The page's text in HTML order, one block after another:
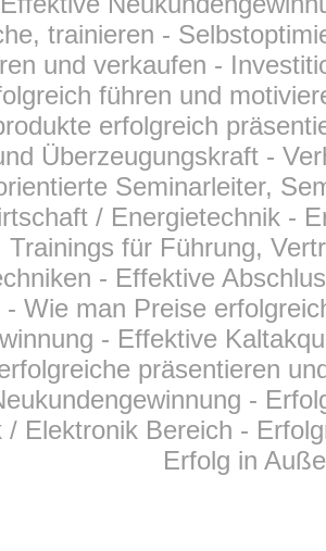
trainieren -
und verkaufen -
führen und
erfolgreich
Überzeugungskraft -
Seminarleiter,
/ Energietechnik -
Trainings für Führung,
- Effektive
- Wie man Preise
- Effektive
präsentieren
-
/ Elektronik Bereich -
Erfolg in